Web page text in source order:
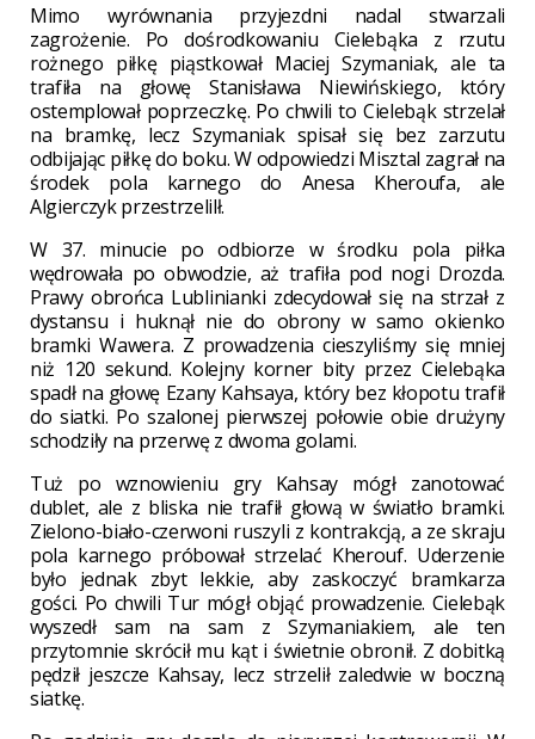
Mimo wyrównania przyjezdni nadal stwarzali
zagrożenie. Po dośrodkowaniu Cielebąka z rzutu
rożnego piłkę piąstkował Maciej Szymaniak, ale ta
trafiła na głowę Stanisława Niewińskiego, który
ostemplował poprzeczkę. Po chwili to Cielebąk strzelał
na bramkę, lecz Szymaniak spisał się bez zarzutu
odbijając piłkę do boku. W odpowiedzi Misztal zagrał na
środek pola karnego do Anesa Kheroufa, ale
Algierczyk przestrzelilł.
W 37. minucie po odbiorze w środku pola piłka
wędrowała po obwodzie, aż trafiła pod nogi Drozda.
Prawy obrońca Lublinianki zdecydował się na strzał z
dystansu i huknął nie do obrony w samo okienko
bramki Wawera. Z prowadzenia cieszyliśmy się mniej
niż 120 sekund. Kolejny korner bity przez Cielebąka
spadł na głowę Ezany Kahsaya, który bez kłopotu trafił
do siatki. Po szalonej pierwszej połowie obie drużyny
schodziły na przerwę z dwoma golami.
Tuż po wznowieniu gry Kahsay mógł zanotować
dublet, ale z bliska nie trafił głową w światło bramki.
Zielono-biało-czerwoni ruszyli z kontrakcją, a ze skraju
pola karnego próbował strzelać Kherouf. Uderzenie
było jednak zbyt lekkie, aby zaskoczyć bramkarza
gości. Po chwili Tur mógł objąć prowadzenie. Cielebąk
wyszedł sam na sam z Szymaniakiem, ale ten
przytomnie skrócił mu kąt i świetnie obronił. Z dobitką
pędził jeszcze Kahsay, lecz strzelił zaledwie w boczną
siatkę.